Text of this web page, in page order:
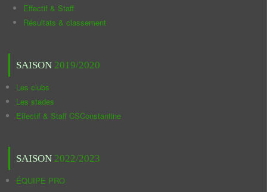
Effectif & Staff
Résultats & classement
SAISON 2019/2020
Les clubs
Les stades
Effectif & Staff CSConstantine
SAISON 2022/2023
ÉQUIPE PRO